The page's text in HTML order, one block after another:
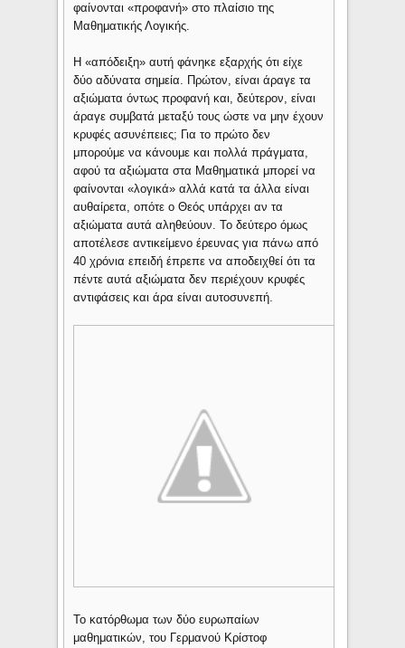
φαίνονται «προφανή» στο πλαίσιο της
Μαθηματικής Λογικής.
Η «απόδειξη» αυτή φάνηκε εξαρχής ότι είχε
δύο αδύνατα σημεία. Πρώτον, είναι άραγε τα
αξιώματα όντως προφανή και, δεύτερον, είναι
άραγε συμβατά μεταξύ τους ώστε να μην έχουν
κρυφές ασυνέπειες; Για το πρώτο δεν
μπορούμε να κάνουμε και πολλά πράγματα,
αφού τα αξιώματα στα Μαθηματικά μπορεί να
φαίνονται «λογικά» αλλά κατά τα άλλα είναι
αυθαίρετα, οπότε ο Θεός υπάρχει αν τα
αξιώματα αυτά αληθεύουν. Το δεύτερο όμως
αποτέλεσε αντικείμενο έρευνας για πάνω από
40 χρόνια επειδή έπρεπε να αποδειχθεί ότι τα
πέντε αυτά αξιώματα δεν περιέχουν κρυφές
αντιφάσεις και άρα είναι αυτοσυνεπή.
Το κατόρθωμα των δύο ευρωπαίων
μαθηματικών, του Γερμανού Κρίστοφ